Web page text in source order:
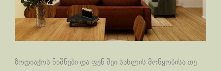
ზოდიაქოს ნიშნები და ფენ შუი სახლის მოწყობისა თუ